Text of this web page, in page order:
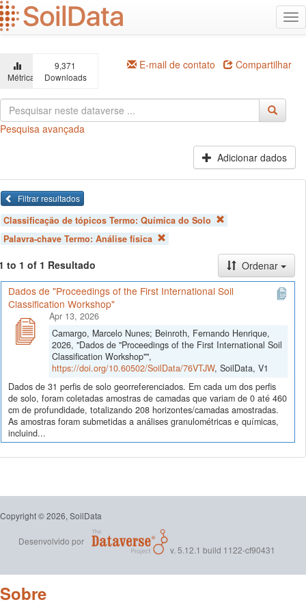
Ir
para
o
principal
Métricas
9,371
Downloads
E-mail de contato Compartilhar
Pesquisa avançada
Adicionar dados
Filtrar resultados
Classificação de tópicos Termo: Química do Solo
Palavra-chave Termo: Análise física
to 1 of 1 Resultado
Ordenar
Dados de "Proceedings of the First International Soil
Classification Workshop"
Apr 13, 2026
Camargo, Marcelo Nunes; Beinroth, Fernando Henrique,
2026, "Dados de "Proceedings of the First International Soil
Classification Workshop"",
https://doi.org/10.60502/SoilData/76VTJW, SoilData, V1
Dados de 31 perfis de solo georreferenciados. Em cada um dos perfis
de solo, foram coletadas amostras de camadas que variam de 0 até 460
cm de profundidade, totalizando 208 horizontes/camadas amostradas.
As amostras foram submetidas a análises granulométricas e químicas,
incluind...
Copyright © 2026, SoilData
Desenvolvido por
v. 5.12.1 build 1122-cf90431
Sobre